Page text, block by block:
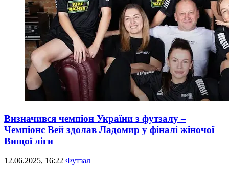
Визначився чемпіон України з футзалу –
Чемпіонс Вей здолав Ладомир у фіналі жіночої
Вищої ліги
12.06.2025, 16:22 Футзал